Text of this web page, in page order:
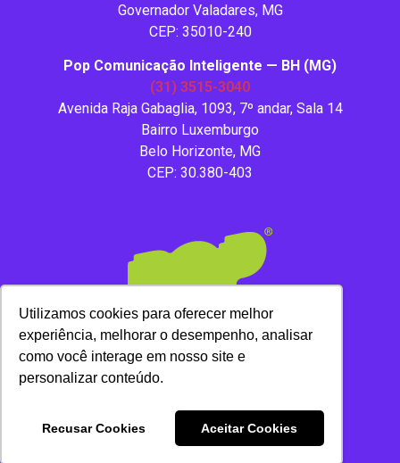
Utilizamos cookies para oferecer melhor
experiência, melhorar o desempenho, analisar
como você interage em nosso site e
personalizar conteúdo.
Recusar Cookies Aceitar Cookies
Governador Valadares, MG
CEP: 35010-240
Pop Comunicação Inteligente — BH (MG)
(31) 3515-3040
Avenida Raja Gabaglia, 1093, 7º andar, Sala 14
Bairro Luxemburgo
Belo Horizonte, MG
CEP: 30.380-403
Copyright 2020 – Todos os direitos reservados.